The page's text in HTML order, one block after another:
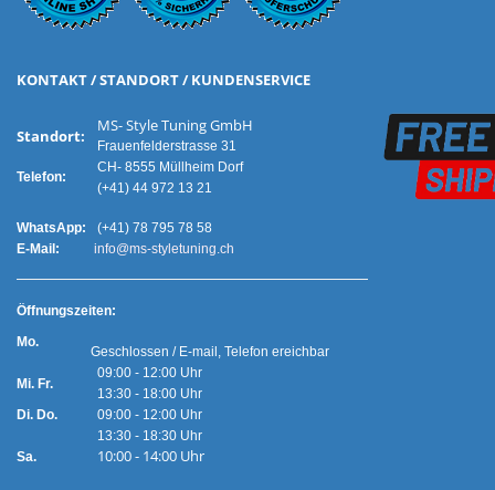
KONTAKT / STANDORT / KUNDENSERVICE
Standort:
Telefon:
MS- Style Tuning GmbH
Frauenfelderstrasse 31
CH- 8555 Müllheim Dorf
(+41) 44 972 13 21
WhatsApp:
(+41) 78 795 78 58
E-Mail:
info@ms-styletuning.ch
Öffnungszeiten:
Mo.
Mi. Fr.
Geschlossen / E-mail, Telefon ereichbar
09:00 - 12:00 Uhr
13:30 - 18:00 Uhr
Di. Do.
Sa.
09:00 - 12:00 Uhr
13:30 - 18:30 Uhr
10:00 - 14:00 Uhr